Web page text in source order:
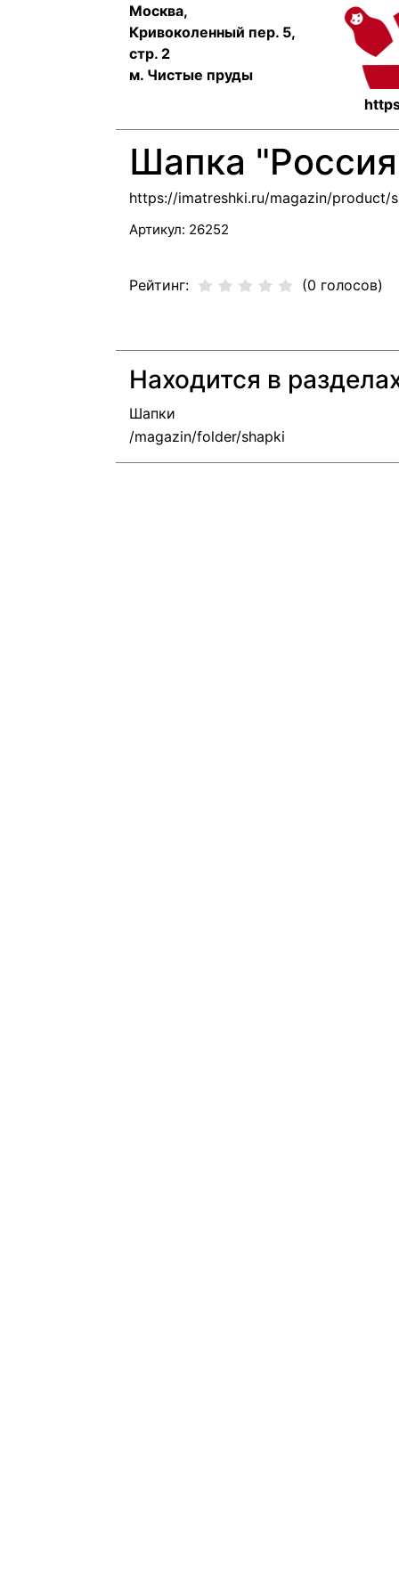
Москва,
Кривоколенный пер. 5,
стр. 2
м. Чистые пруды
Шапка
https://imatreshki.ru/magazin/product/
Артикул: 26252
Рейтинг: (0 голосов)
Находится в
Шапки